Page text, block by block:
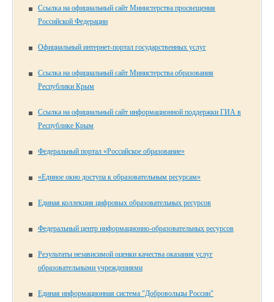
Ссылка на официальный сайт Министерства просвещения
Российской Федерации
Официальный интернет-портал государственных услуг
Ссылка на официальный сайт Министерства образования
Республики Крым
Ссылка на официальный сайт информационной поддержки ГИА в
Республике Крым
Федеральный портал «Российское образование»
«Единое окно доступа к образовательным ресурсам»
Единая коллекция цифровых образовательных ресурсов
Федеральный центр информационно-образовательных ресурсов
Результаты независимой оценки качества оказания услуг
образовательными учреждениями
Единая информационная система "Добровольцы России"